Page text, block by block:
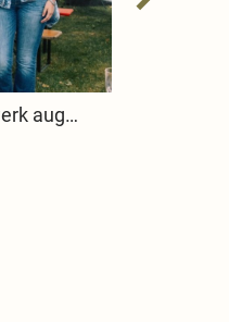
SchülerInnen sprechen mit Sarah Connor über ihr Engagement für sozialen Frieden